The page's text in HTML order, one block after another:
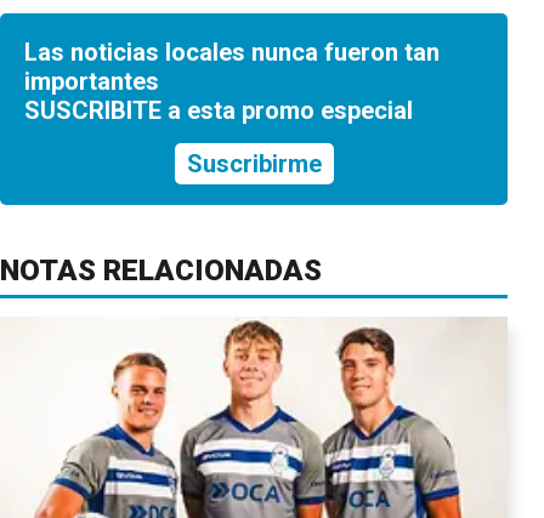
Las noticias locales nunca fueron tan
importantes
SUSCRIBITE a esta promo especial
Suscribirme
NOTAS RELACIONADAS